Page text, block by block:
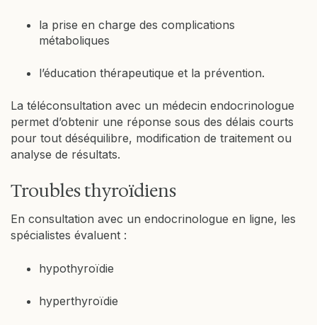
la prise en charge des complications
métaboliques
l’éducation thérapeutique et la prévention.
La téléconsultation avec un médecin endocrinologue
permet d’obtenir une réponse sous des délais courts
pour tout déséquilibre, modification de traitement ou
analyse de résultats.
Troubles thyroïdiens
En consultation avec un endocrinologue en ligne, les
spécialistes évaluent :
hypothyroïdie
hyperthyroïdie